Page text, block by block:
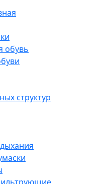
обувь
структур